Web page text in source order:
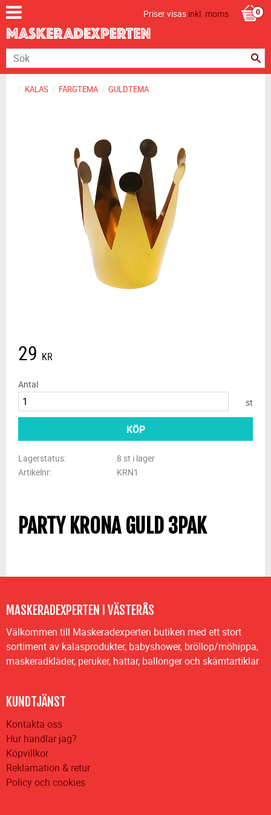
Priser visasinkl. moms
KALAS FÄRGTEMA GULDTEMA
29 KR
Antal
st
KÖP
Lagerstatus
8 st i lager
Artikelnr
KRN1
PARTY KRONA GULD 3PAK
MASKERADEXPERTEN I VÄSTERÅS
Välkommen till Maskeradexperten butiken med ett stort
sortiment av kalasprodukter, babyshower, bröllop/möhippa,
maskeradkläder, peruker, hattar, ballonger och skämtartiklar
KUNDTJÄNST
Kontakta oss
Hur handlar jag?
Köpvillkor
Reklamation & retur
Policy och cookies